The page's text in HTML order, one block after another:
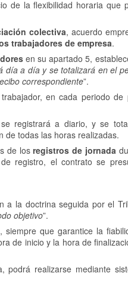
de la flexibilidad horaria que
colectiva, acuerdo
trabajadores de empresa.
en su apartado 5,
día a día y se totalizará en el
correspondiente”.
en cada periodo de
registrará a diario, y se
de todas las horas realizadas.
de los registros de jornada
registro, el contrato se
a la doctrina seguida por el
objetivo”.
, siempre que garantice la
de inicio y la hora de
podrá realizarse mediante